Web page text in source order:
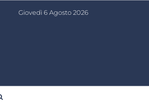
Giovedì 6 Agosto 2026